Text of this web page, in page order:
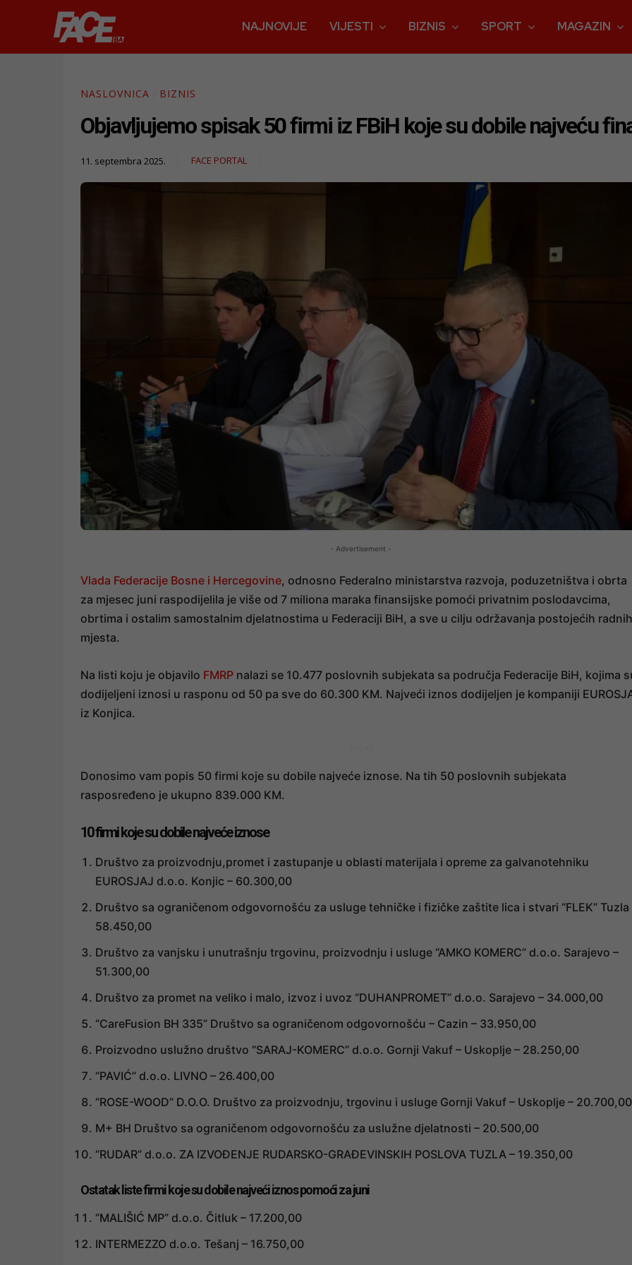
NAJNOVIJE VIJESTI BIZNIS SPORT MAGAZIN
NASLOVNICA BIZNIS
Objavljujemo spisak 50 firmi iz FBiH koje su dobile najveću
11. septembra 2025. FACE PORTAL
- Advertisement -
Vlada Federacije Bosne i Hercegovine, odnosno Federalno ministarstva razvoja, poduzetništva i obrta
za mjesec juni raspodijelila je više od 7 miliona maraka finansijske pomoći privatnim poslodavcima,
obrtima i ostalim samostalnim djelatnostima u Federaciji BiH, a sve u cilju održavanja postojećih radnih
mjesta.
Na listi koju je objavilo FMRP nalazi se 10.477 poslovnih subjekata sa područja Federacije BiH, kojima
dodijeljeni iznosi u rasponu od 50 pa sve do 60.300 KM. Najveći iznos dodijeljen je kompaniji
iz Konjica.
Donosimo vam popis 50 firmi koje su dobile najveće iznose. Na tih 50 poslovnih subjekata
rasposređeno je ukupno 839.000 KM.
10 firmi koje su dobile najveće iznose
Društvo za proizvodnju,promet i zastupanje u oblasti materijala i opreme za galvanotehniku
EUROSJAJ d.o.o. Konjic – 60.300,00
Društvo sa ograničenom odgovornošću za usluge tehničke i fizičke zaštite lica i stvari “FLEK” Tuzla
58.450,00
Društvo za vanjsku i unutrašnju trgovinu, proizvodnju i usluge “AMKO KOMERC” d.o.o. Sarajevo –
51.300,00
Društvo za promet na veliko i malo, izvoz i uvoz “DUHANPROMET” d.o.o. Sarajevo – 34.000,00
“CareFusion BH 335” Društvo sa ograničenom odgovornošću – Cazin – 33.950,00
Proizvodno uslužno društvo “SARAJ-KOMERC” d.o.o. Gornji Vakuf – Uskoplje – 28.250,00
“PAVIĆ” d.o.o. LIVNO – 26.400,00
“ROSE-WOOD” D.O.O. Društvo za proizvodnju, trgovinu i usluge Gornji Vakuf – Uskoplje – 20.700,00
M+ BH Društvo sa ograničenom odgovornošću za uslužne djelatnosti – 20.500,00
“RUDAR” d.o.o. ZA IZVOĐENJE RUDARSKO-GRAĐEVINSKIH POSLOVA TUZLA – 19.350,00
Ostatak liste firmi koje su dobile najveći iznos pomoći za juni
“MALIŠIĆ MP” d.o.o. Čitluk – 17.200,00
INTERMEZZO d.o.o. Tešanj – 16.750,00